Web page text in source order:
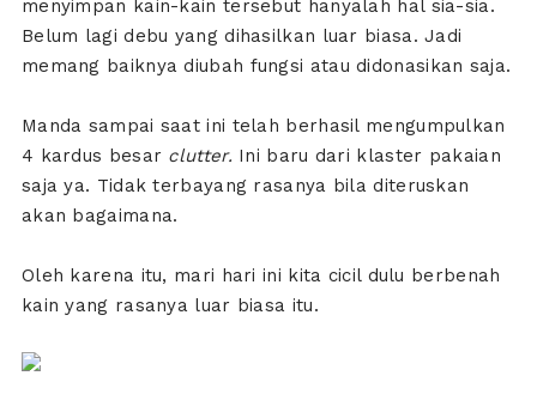
menyimpan kain-kain tersebut hanyalah hal sia-sia.
Belum lagi debu yang dihasilkan luar biasa. Jadi
memang baiknya diubah fungsi atau didonasikan saja.
Manda sampai saat ini telah berhasil mengumpulkan
4 kardus besar clutter. Ini baru dari klaster pakaian
saja ya. Tidak terbayang rasanya bila diteruskan
akan bagaimana.
Oleh karena itu, mari hari ini kita cicil dulu berbenah
kain yang rasanya luar biasa itu.